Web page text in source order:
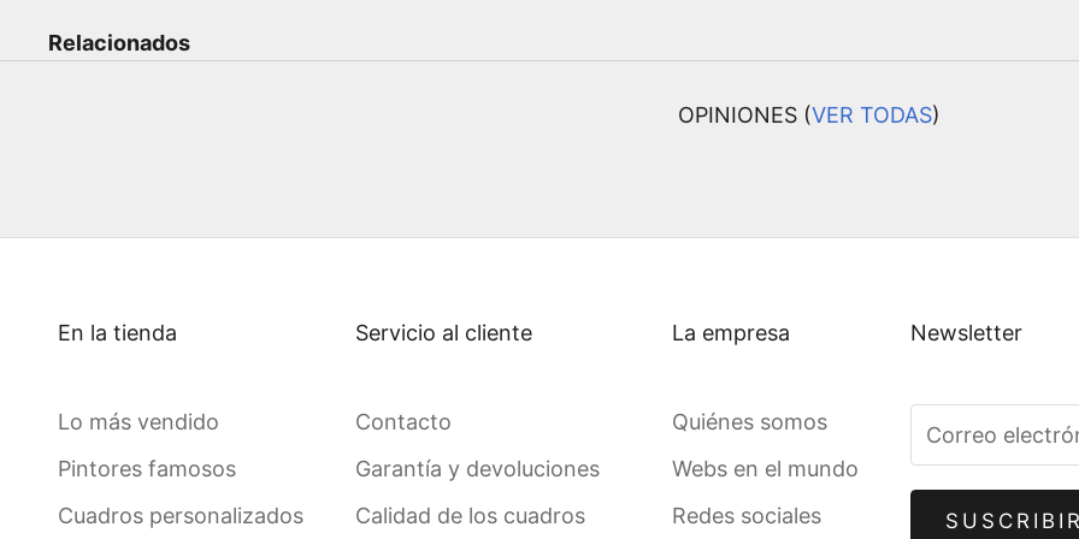
Relacionados
OPINIONES (VER TODAS)
En la tienda
Lo más vendido
Pintores famosos
Cuadros personalizados
Servicio al cliente
Contacto
Garantía y devoluciones
Calidad de los cuadros
La empresa
Quiénes somos
Webs en el mundo
Redes sociales
Newsletter